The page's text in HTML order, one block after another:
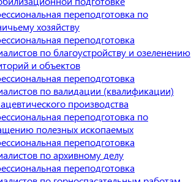
переподготовка по
хозяйству
переподготовка
по благоустройству и озеленению
и объектов
переподготовка
по валидации (квалификации)
производства
переподготовка по
полезных ископаемых
переподготовка
по архивному делу
переподготовка